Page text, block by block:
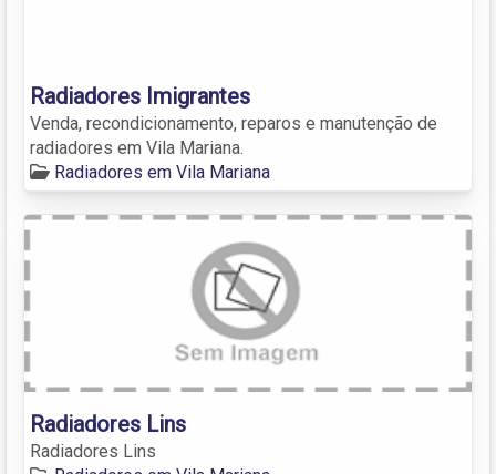
Radiadores Imigrantes
Venda, recondicionamento, reparos e manutenção de
radiadores em Vila Mariana.
Radiadores em Vila Mariana
Radiadores Lins
Radiadores Lins